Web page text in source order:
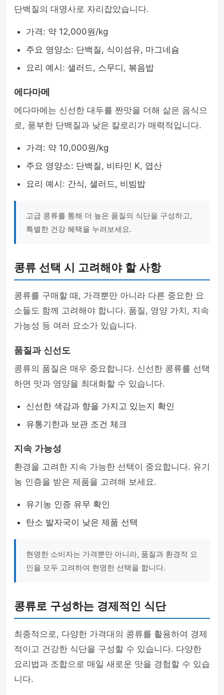
단백질의 대명사로 자리잡았습니다.
가격: 약 12,000원/kg
주요 영양소: 단백질, 식이섬유, 마그네슘
요리 예시: 샐러드, 스무디, 볶음밥
에다마메
에다마메는 신선한 대두를 짠맛을 더해 삶은 음식으
로, 풍부한 단백질과 낮은 칼로리가 매력적입니다.
가격: 약 10,000원/kg
주요 영양소: 단백질, 비타민 K, 엽산
요리 예시: 간식, 샐러드, 비빔밥
고급 콩류를 통해 더 높은 품질의 식단을 구성하고,
특별한 건강 혜택을 누려보세요.
콩류 선택 시 고려해야 할 사항
콩류를 구매할 때, 가격뿐만 아니라 다른 중요한 요
소들도 함께 고려해야 합니다. 품질, 영양 가치, 지속
가능성 등 여러 요소가 있습니다.
품질과 신선도
콩류의 품질은 매우 중요합니다. 신선한 콩류를 선택
하면 맛과 영양을 최대화할 수 있습니다.
신선한 색감과 향을 가지고 있는지 확인
유통기한과 보관 조건 체크
지속 가능성
환경을 고려한 지속 가능한 선택이 중요합니다. 유기
농 인증을 받은 제품을 고려해 보세요.
유기농 인증 유무 확인
탄소 발자국이 낮은 제품 선택
현명한 소비자는 가격뿐만 아니라, 품질과 환경적 요
인을 모두 고려하여 현명한 선택을 합니다.
콩류로 구성하는 경제적인 식단
최종적으로, 다양한 가격대의 콩류를 활용하여 경제
적이고 건강한 식단을 구성할 수 있습니다. 다양한
요리법과 조합으로 매일 새로운 맛을 경험할 수 있습
니다.